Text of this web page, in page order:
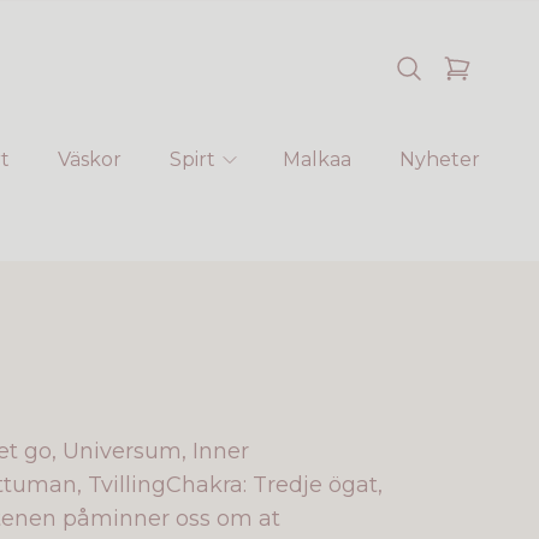
Väskor Spirt Malkaa Nyheter
go, Universum, Inner
TvillingChakra: Tredje ögat,
påminner oss om at